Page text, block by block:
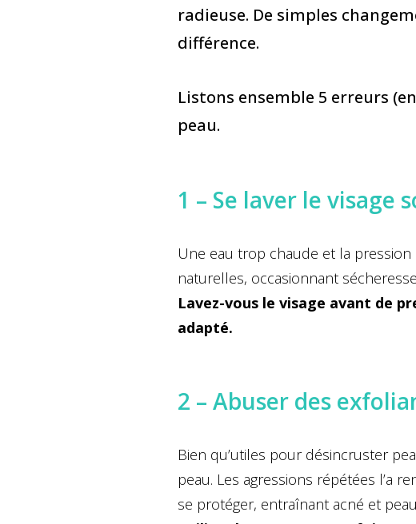
radieuse. De simples
différence.
Listons ensemble 5 erreurs
peau.
1 – Se laver le visage
Une eau trop chaude et la
naturelles, occasionnant
Lavez-vous le visage avant de
adapté.
2 – Abuser des
Bien qu’utiles pour désincruster
peau. Les agressions répétées l’a
se protéger, entraînant acné et